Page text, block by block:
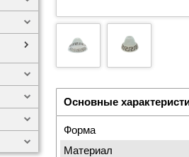
Основные
Форма
Материал